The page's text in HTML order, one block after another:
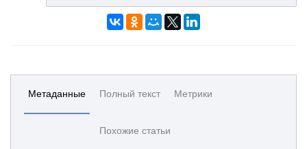
Метаданные Полный текст Метрики
Похожие статьи